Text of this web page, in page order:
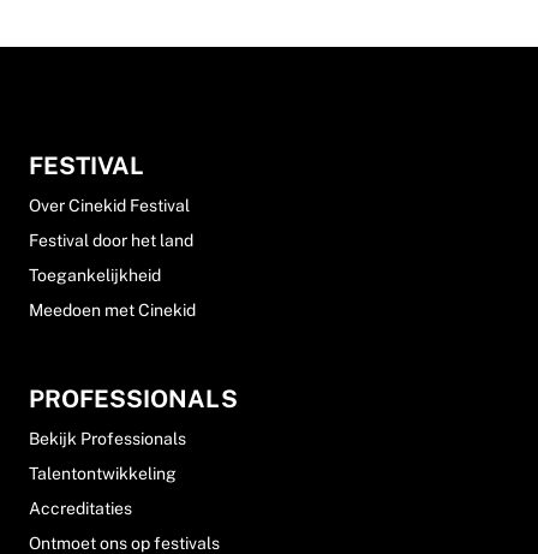
FESTIVAL
Over Cinekid Festival
Festival door het land
Toegankelijkheid
Meedoen met Cinekid
PROFESSIONALS
Bekijk Professionals
Talentontwikkeling
Accreditaties
Ontmoet ons op festivals